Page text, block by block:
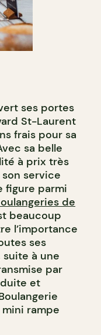
ses portes
St-Laurent
frais pour sa
sa belle
à prix très
service
figure parmi
de
beaucoup
l’importance
ses
à une
par
et
mini rampe